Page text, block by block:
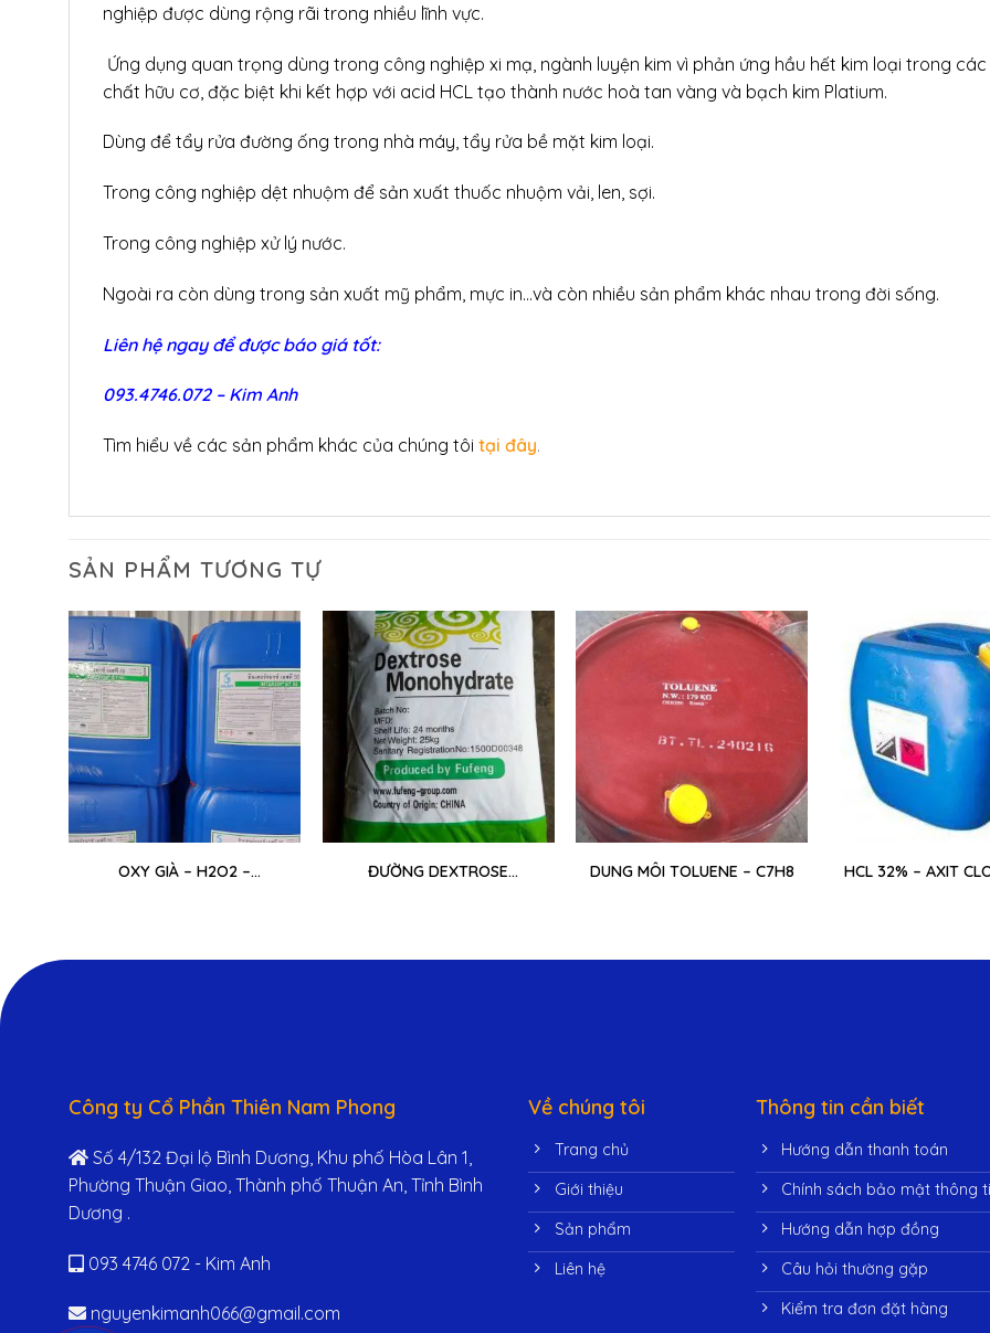
nghiệp được dùng rộng rãi trong nhiều lĩnh vực.
Ứng dụng quan trọng dùng trong công nghiệp xi mạ, ngành luyện kim vì phản ứng hầu hết kim loại trong
chất hữu cơ, đặc biệt khi kết hợp với acid HCL tạo thành nước hoà tan vàng và bạch kim Platium.
Dùng để tẩy rửa đường ống trong nhà máy, tẩy rửa bề mặt kim loại.
Trong công nghiệp dệt nhuộm để sản xuất thuốc nhuộm vải, len, sợi.
Trong công nghiệp xử lý nước.
Ngoài ra còn dùng trong sản xuất mỹ phẩm, mực in…và còn nhiều sản phẩm khác nhau trong đời sống.
Liên hệ ngay để được báo giá tốt:
093.4746.072 – Kim Anh
Tìm hiểu về các sản phẩm khác của chúng tôi tại đây.
SẢN PHẨM TƯƠNG TỰ
OXY GIÀ – H2O2 –
+
ĐƯỜNG DEXTROSE
+
DUNG MÔI TOLUENE – C7H8 HCL 32% – AXIT
Công ty Cổ Phần Thiên Nam Phong
Số 4/132 Đại lộ Bình Dương, Khu phố Hòa Lân 1,
Phường Thuận Giao, Thành phố Thuận An, Tỉnh Bình
Dương .
093 4746 072 - Kim Anh
nguyenkimanh066@gmail.com
Về chúng tôi
Trang chủ
Giới thiệu
Sản phẩm
Liên hệ
Thông tin cần biết
Hướng dẫn thanh toán
Chính sách bảo mật thông
Hướng dẫn hợp đồng
Câu hỏi thường gặp
Kiểm tra đơn đặt hàng